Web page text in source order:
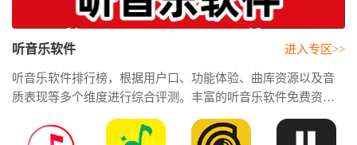
听音乐软件
听音乐软件排行榜，根据用户口、功能体验、曲库资源以及音
质表现等多个维度进行综合评测。丰富的听音乐软件免费资
源，涵盖支持免费试听、在线播放、歌曲下载以及个性化推荐
等功能的的软件。听音乐好的app，包括拥有海量正版曲库、高
进入专区>>